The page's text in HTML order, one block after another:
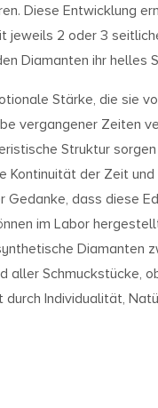
Diese Entwicklung
2 oder 3
Diamanten ihr helles
Stärke, die sie
vergangener Zeiten
Struktur
Kontinuität der Zeit
dass
im Labor
aller
Individualität,